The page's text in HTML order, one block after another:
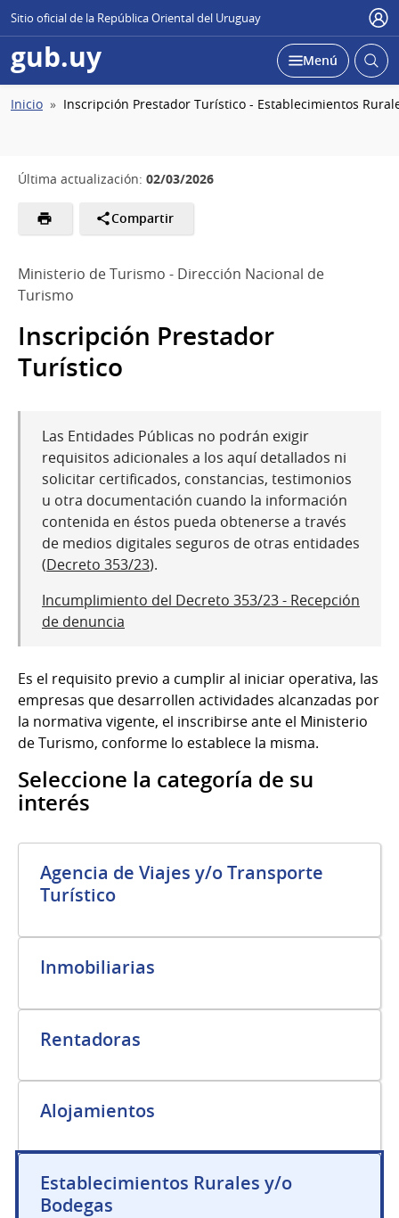
Sitio oficial de la República Oriental del Uruguay
gub.uy Desplegar
Menú Abrir
Ruta
Inicio Inscripción Prestador Turístico - Establecimientos
Última actualización: 02/03/2026
Compartir
Ministerio de Turismo - Dirección Nacional de
Turismo
Inscripción Prestador
Turístico
Las Entidades Públicas no podrán exigir
requisitos adicionales a los aquí detallados ni
solicitar certificados, constancias, testimonios
u otra documentación cuando la información
contenida en éstos pueda obtenerse a través
de medios digitales seguros de otras entidades
(Decreto 353/23).
Incumplimiento del Decreto 353/23 - Recepción
de denuncia
Es el requisito previo a cumplir al iniciar operativa, las
empresas que desarrollen actividades alcanzadas por
la normativa vigente, el inscribirse ante el Ministerio
de Turismo, conforme lo establece la misma.
Seleccione la categoría de su
interés
Agencia de Viajes y/o Transporte
Turístico
Inmobiliarias
Rentadoras
Alojamientos
Establecimientos Rurales y/o
Bodegas